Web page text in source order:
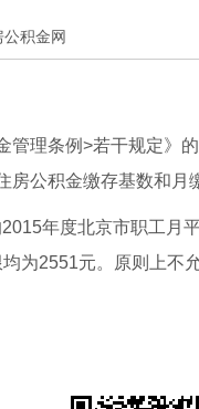
积金网
条例>若干规定》
公积金缴存基数和月
年度北京市职工月
为2551元。原则上不